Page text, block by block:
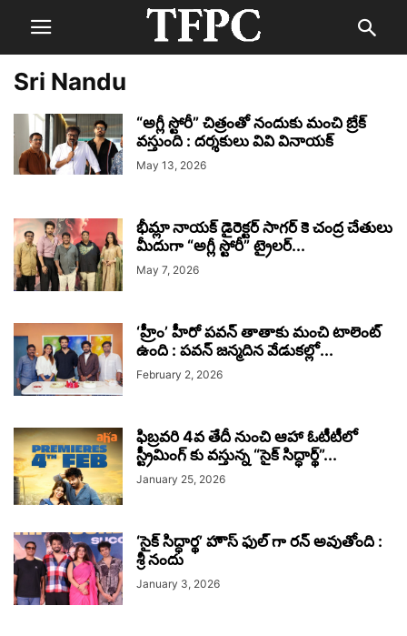
Sri Nandu
“అగ్లీ స్టోరీ” చిత్రంతో నందుకు మంచి బ్రేక్
వస్తుంది : దర్శకులు వివి వినాయక్
May 13, 2026
భీమ్లా నాయక్ డైరెక్టర్ సాగర్ కె చంద్ర చేతులు
మీదుగా “అగ్లీ స్టోరీ” ట్రైలర్...
May 7, 2026
‘హ్రీం’ హీరో పవన్‌ తాతాకు మంచి టాలెంట్‌
ఉంది : పవన్‌ జన్మదిన వేడుకల్లో...
February 2, 2026
ఫిబ్రవరి 4వ తేదీ నుంచి ఆహా ఓటీటీలో
స్ట్రీమింగ్ కు వస్తున్న “సైక్ సిద్ధార్థ్”...
January 25, 2026
‘సైక్ సిద్ధార్థ’ హౌస్ ఫుల్ గా రన్ అవుతోంది :
శ్రీ నందు
January 3, 2026